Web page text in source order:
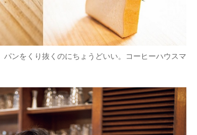
ンをくり抜くのにちょうどいい。コーヒーハウスマ